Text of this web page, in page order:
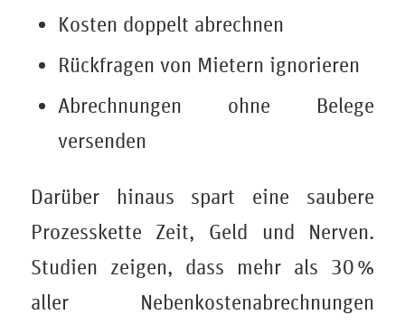
Kosten doppelt abrechnen
Rückfragen von Mietern ignorieren
Abrechnungen ohne Belege
versenden
Darüber hinaus spart eine saubere
Prozesskette Zeit, Geld und Nerven.
Studien zeigen, dass mehr als 30 %
aller Nebenkostenabrechnungen